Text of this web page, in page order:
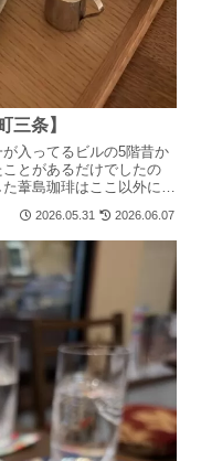
三条】
入ってるビルの5階昔か
とがあるだけでしたの
葦島珈琲はここ以外にも
2026.05.31 2026.06.07